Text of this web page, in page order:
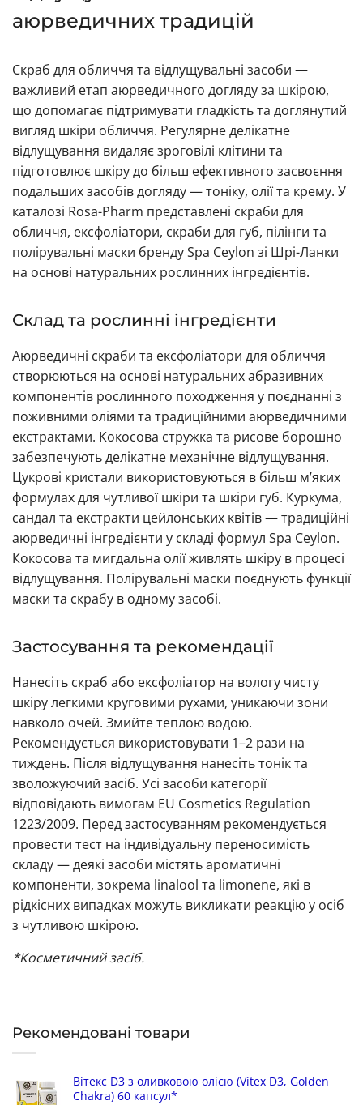
аюрведичних традицій
Скраб для обличчя та відлущувальні засоби —
важливий етап аюрведичного догляду за шкірою,
що допомагає підтримувати гладкість та доглянутий
вигляд шкіри обличчя. Регулярне делікатне
відлущування видаляє зроговілі клітини та
підготовлює шкіру до більш ефективного засвоєння
подальших засобів догляду — тоніку, олії та крему. У
каталозі Rosa-Pharm представлені скраби для
обличчя, ексфоліатори, скраби для губ, пілінги та
полірувальні маски бренду Spa Ceylon зі Шрі-Ланки
на основі натуральних рослинних інгредієнтів.
Склад та рослинні інгредієнти
Аюрведичні скраби та ексфоліатори для обличчя
створюються на основі натуральних абразивних
компонентів рослинного походження у поєднанні з
поживними оліями та традиційними аюрведичними
екстрактами. Кокосова стружка та рисове борошно
забезпечують делікатне механічне відлущування.
Цукрові кристали використовуються в більш м’яких
формулах для чутливої шкіри та шкіри губ. Куркума,
сандал та екстракти цейлонських квітів — традиційні
аюрведичні інгредієнти у складі формул Spa Ceylon.
Кокосова та мигдальна олії живлять шкіру в процесі
відлущування. Полірувальні маски поєднують функції
маски та скрабу в одному засобі.
Застосування та рекомендації
Нанесіть скраб або ексфоліатор на вологу чисту
шкіру легкими круговими рухами, уникаючи зони
навколо очей. Змийте теплою водою.
Рекомендується використовувати 1–2 рази на
тиждень. Після відлущування нанесіть тонік та
зволожуючий засіб. Усі засоби категорії
відповідають вимогам EU Cosmetics Regulation
1223/2009. Перед застосуванням рекомендується
провести тест на індивідуальну переносимість
складу — деякі засоби містять ароматичні
компоненти, зокрема linalool та limonene, які в
рідкісних випадках можуть викликати реакцію у осіб
з чутливою шкірою.
*Косметичний засіб.
Рекомендовані товари
Вітекс D3 з оливковою олією (Vitex D3, Golden
Chakra) 60 капсул*